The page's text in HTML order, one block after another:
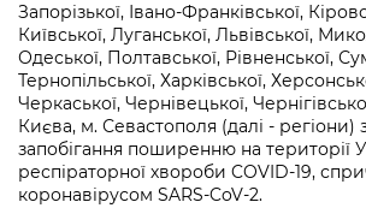
Запорізької, Івано-Франківської,
Київської, Луганської, Львівської,
Одеської, Полтавської, Рівненської,
Тернопільської, Харківської,
Черкаської, Чернівецької,
Києва, м. Севастополя (далі - регіони)
запобігання поширенню на території
респіраторної хвороби COVID-19,
коронавірусом SARS-CoV-2.